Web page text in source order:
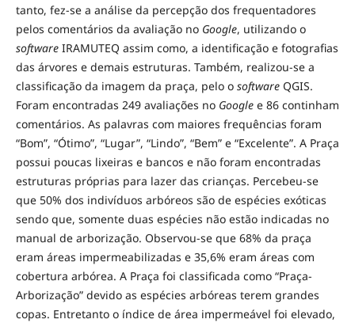
tanto, fez-se a análise da percepção dos frequentadores
pelos comentários da avaliação no Google, utilizando o
softwareIRAMUTEQ assim como, a identificação e fotografias
das árvores e demais estruturas. Também, realizou-se a
classificação da imagem da praça, pelo o softwareQGIS.
Foram encontradas 249 avaliações no Googlee 86 continham
comentários. As palavras com maiores frequências foram
“Bom”, “Ótimo”, “Lugar”, “Lindo”, “Bem” e “Excelente”. A Praça
possui poucas lixeiras e bancos e não foram encontradas
estruturas próprias para lazer das crianças. Percebeu-se
que 50% dos indivíduos arbóreos são de espécies exóticas
sendo que, somente duas espécies não estão indicadas no
manual de arborização. Observou-se que 68% da praça
eram áreas impermeabilizadas e 35,6% eram áreas com
cobertura arbórea. A Praça foi classificada como “Praça-
Arborização” devido as espécies arbóreas terem grandes
copas. Entretanto o índice de área impermeável foi elevado,